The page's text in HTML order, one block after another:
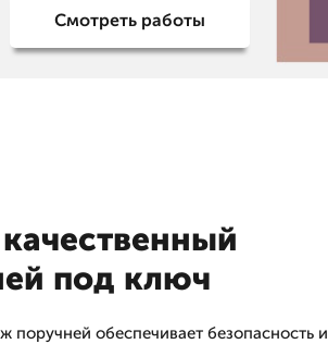
Смотреть работы
под ключ
обеспечивает безопасность и